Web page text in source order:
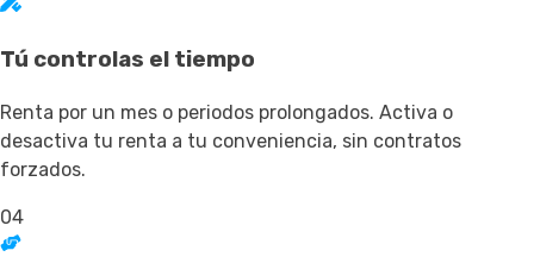
Tú controlas el tiempo
Renta por un mes o periodos prolongados. Activa o
desactiva tu renta a tu conveniencia, sin contratos
forzados.
04